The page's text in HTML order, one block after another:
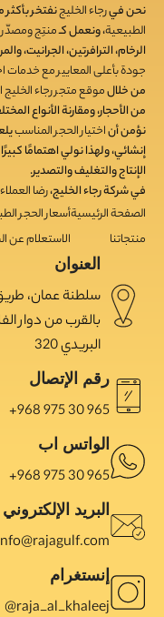
نحن فيرجاء الخليجنفتخر
الطبيعية، ونعمل كـمنتِج ومصدّر
الرخام، الترافرتين، الجرانيت،
جودة بأعلى المعايير مع خدمات
من خلالموقع متجر رجاء الخليج
من الأحجار، ومقارنة الأنواع
نؤمن أناختيار الحجر المناسب
إنشائي، ولهذا نولي اهتمامًا كبيرًا
الإنتاج والتغليف والتصدير.
في شركة رجاء الخليج،رضا
الصفحة الرئيسية
منتجاتنا
أسعار الحجر
الاستعلام عن
العنوان
سلطنة عمان،
البريدي 320
رقم الإتصال
965 30 975 968+
الواتس اب
965 30 975 968+
البريد الإلكتروني
إنستغرام
raja_al_khaleej@